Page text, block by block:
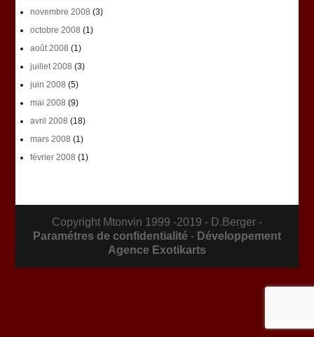
novembre 2008 (3)
octobre 2008 (1)
août 2008 (1)
juillet 2008 (3)
juin 2008 (5)
mai 2008 (9)
avril 2008 (18)
mars 2008 (1)
février 2008 (1)
Copyright Mtonvin 1999 -2019 - D.Berger -
Paramétres de confidentialité - Développement
Agence Exotikarts